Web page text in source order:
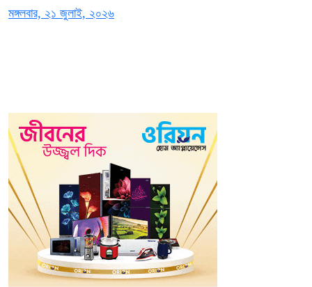
মঙ্গলবার, ২১ জুলাই, ২০২৬